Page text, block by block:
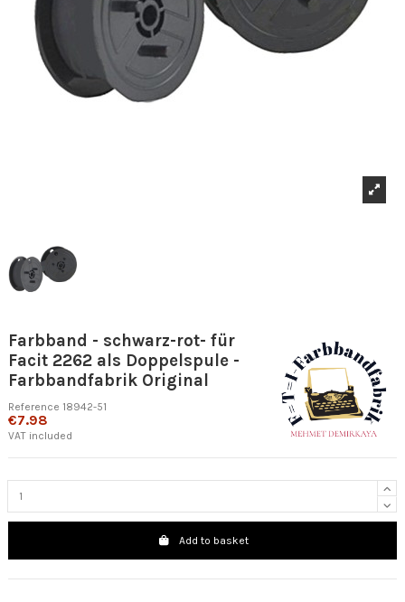
Farbband - schwarz-rot- für
Facit 2262 als Doppelspule -
Farbbandfabrik Original
Reference 18942-51
€7.98
VAT included
Add to basket